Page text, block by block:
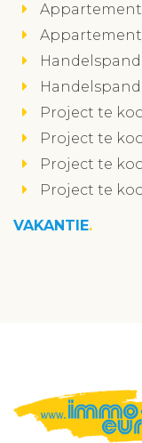
Project te
Project te
Project te
Project te
VAKANTIE